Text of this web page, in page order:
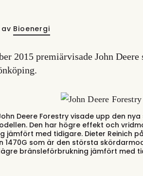
av Bioenergi
2015 premiärvisade John Deere
Deere Forestry visade upp den
Den har högre effekt och
jämfört med tidigare. Dieter Reinich
1470G som är den största
bränsleförbrukning jämfört med